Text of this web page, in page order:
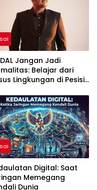
Jangan Jadi
Belajar dari
Lingkungan di Pesisir
Digital: Saat
Memegang
Dunia